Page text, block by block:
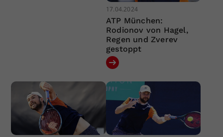
17.04.2024
ATP München:
Rodionov von Hagel,
Regen und Zverev
gestoppt